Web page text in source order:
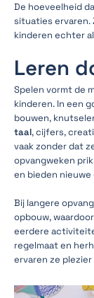
De hoeveelheid
situaties ervaren.
kinderen echter
Leren
Spelen vormt de
kinderen. In een
bouwen,
taal, cijfers,
vaak zonder dat
opvangweken
en bieden nieuwe
Bij langere
opbouw,
eerdere
regelmaat en
ervaren ze plezier